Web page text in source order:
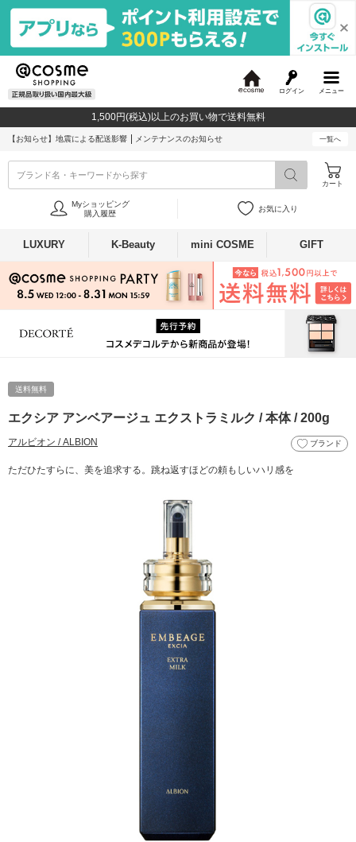
メニュー
ログイン
c
o
1,500円(税込)以上のお買い物で送料無料
【お知らせ】 地震による配送影響 メンテナンスのお知らせ 一覧へ
ブランド名・キーワードから探す
カート
Myショッピング
購入履歴
お気に入り
LUXURY K-Beauty mini COSME GIFT
送料無料
エクシア アンベアージュ エクストラミルク / 本体 / 200g
アルビオン / ALBION ブランド
ただひたすらに、美を追求する。跳ね返すほどの頼もしいハリ感を